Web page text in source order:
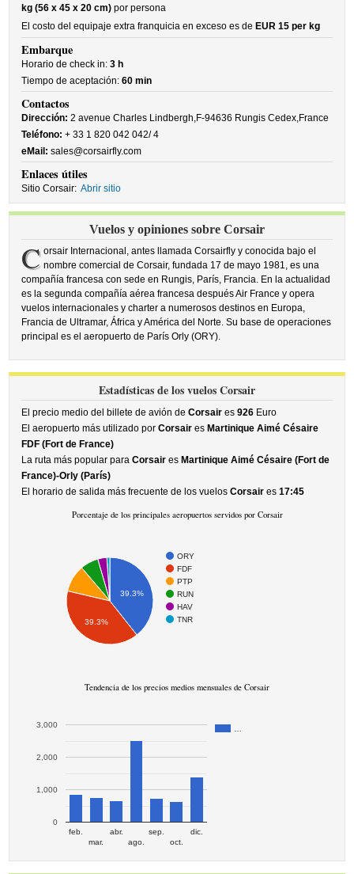
kg (56 x 45 x 20 cm) por persona
El costo del equipaje extra franquicia en exceso es de EUR 15 per kg
Embarque
Horario de check in:3 h
Tiempo de aceptación:60 min
Contactos
Dirección: 2 avenue Charles Lindbergh,F-94636 Rungis Cedex,France
Teléfono: + 33 1 820 042 042/ 4
eMail: sales@corsairfly.com
Enlaces útiles
Sitio Corsair: Abrir sitio
Vuelos y opiniones sobre Corsair
C orsair Internacional, antes llamada Corsairfly y conocida bajo el
nombre comercial de Corsair, fundada 17 de mayo 1981, es una
compañía francesa con sede en Rungis, París, Francia. En la actualidad
es la segunda compañía aérea francesa después Air France y opera
vuelos internacionales y charter a numerosos destinos en Europa,
Francia de Ultramar, África y América del Norte. Su base de operaciones
principal es el aeropuerto de París Orly (ORY).
Estadísticas de los vuelos Corsair
El precio medio del billete de avión deCorsair es926 Euro
El aeropuerto más utilizado porCorsair es Martinique Aimé Césaire
FDF (Fort de France)
La ruta más popular paraCorsair es Martinique Aimé Césaire (Fort de
France)-Orly (París)
El horario de salida más frecuente de los vuelosCorsair es17:45
Porcentaje de los principales aeropuertos servidos por Corsair
ORY
FDF
PTP
RUN
HAV
TNR
39.3%
39.3%
Tendencia de los precios medios mensuales de Corsair
feb.
mar.
abr.
ago.
sep.
oct.
dic.
0
1,000
2,000
3,000